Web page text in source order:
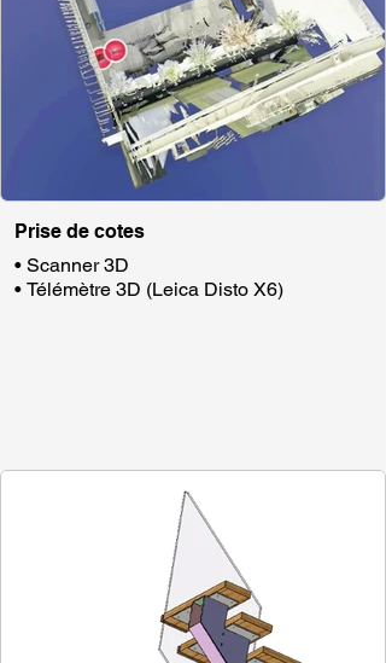
Prise de cotes
• Scanner 3D
• Télémètre 3D (Leica Disto X6)